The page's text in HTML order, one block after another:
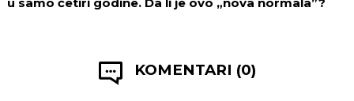
KOMENTARI (0)